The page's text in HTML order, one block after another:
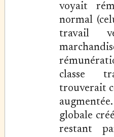
voyait
normal
travail
classe
trouverait
globale
restant